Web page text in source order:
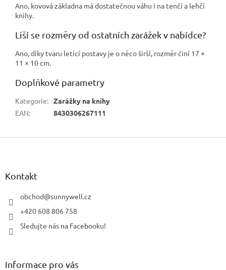
Ano, kovová základna má dostatečnou váhu i na tenčí a lehčí
knihy.
Liší se rozměry od ostatních zarážek v nabídce?
Ano, díky tvaru letící postavy je o něco širší, rozměr činí 17 ×
11 × 10 cm.
Doplňkové parametry
Kategorie: Zarážky na knihy
EAN: 8430306267111
Z
Kontakt
obchod@sunnywell.cz
+420 608 806 758
Sledujte nás na Facebooku!
Informace pro vás